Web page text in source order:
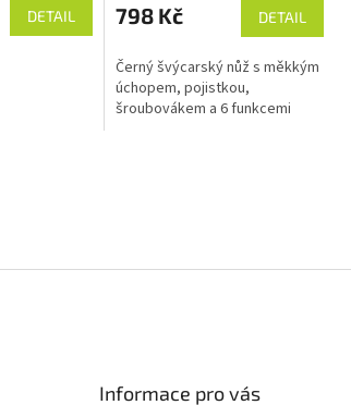
DETAIL 798 Kč DETAIL
Černý švýcarský nůž s měkkým
úchopem, pojistkou,
šroubovákem a 6 funkcemi
Informace pro vás